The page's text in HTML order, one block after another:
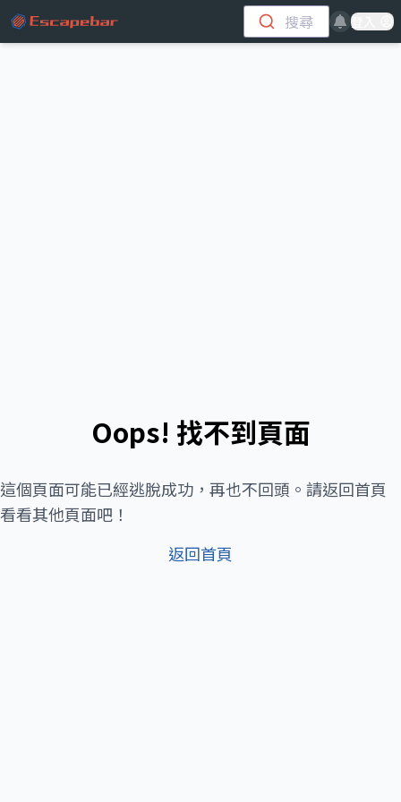
跳至主要內容
搜尋 登入
Oops! 找不到頁面
這個頁面可能已經逃脫成功，再也不回頭。請返回首頁
看看其他頁面吧！
返回首頁